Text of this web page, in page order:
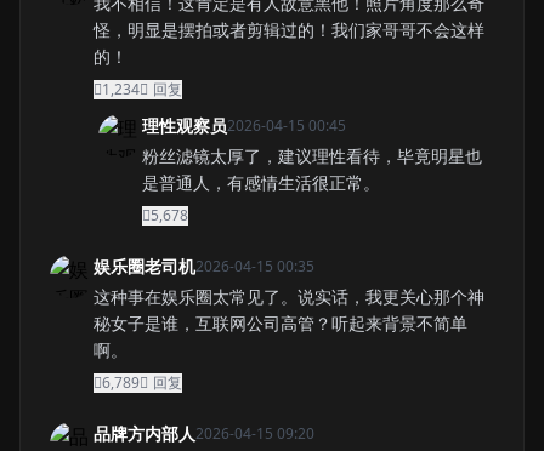
怪，明显是摆拍或者剪辑过的！我们家哥哥不会这样
的！
1,234 回复
理性观察员2026-04-15 00:45
粉丝滤镜太厚了，建议理性看待，毕竟明星也
是普通人，有感情生活很正常。
5,678
娱乐圈老司机2026-04-15 00:35
这种事在娱乐圈太常见了。说实话，我更关心那个神
秘女子是谁，互联网公司高管？听起来背景不简单
啊。
6,789 回复
品牌方内部人2026-04-15 09:20